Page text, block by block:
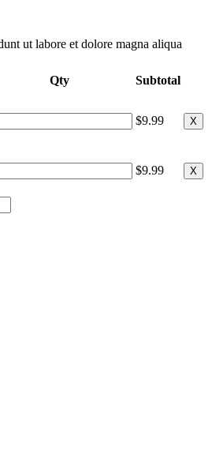
ut labore et dolore magna aliqua
Qty Subtotal
$9.99 X
$9.99 X